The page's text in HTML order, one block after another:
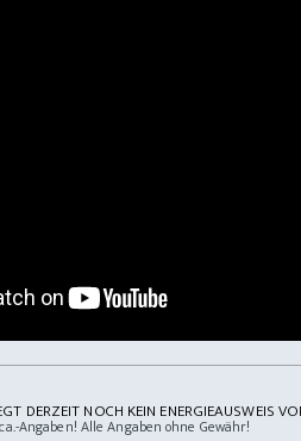
DERZEIT NOCH KEIN ENERGIEAUSWEIS
Angaben! Alle Angaben ohne Gewähr!